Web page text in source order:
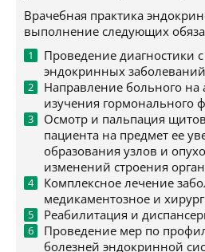
Врачебная практика
выполнение следующих
Проведение диагностики
эндокринных
Направление больного на
изучения гормонального
Осмотр и пальпация
пациента на предмет ее
образования узлов и
изменений строения
Комплексное лечение
медикаментозное и
Реабилитация и
Проведение мер по
болезней эндокринной